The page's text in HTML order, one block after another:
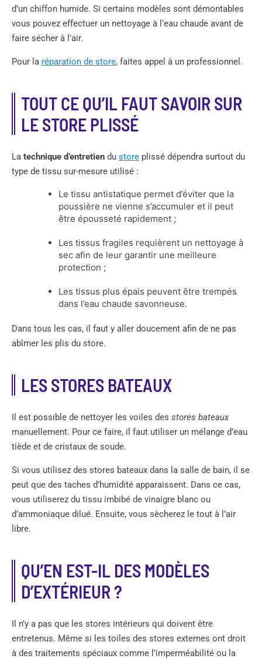
d’un chiffon humide. Si certains modèles sont démontables
vous pouvez effectuer un nettoyage à l’eau chaude avant de
faire sécher à l’air.
Pour la réparation de store, faites appel à un professionnel.
TOUT CE QU’IL FAUT SAVOIR SUR
LE STORE PLISSÉ
La technique d’entretien du store plissé dépendra surtout du
type de tissu sur-mesure utilisé :
Le tissu antistatique permet d’éviter que la
poussière ne vienne s’accumuler et il peut
être épousseté rapidement ;
Les tissus fragiles requièrent un nettoyage à
sec afin de leur garantir une meilleure
protection ;
Les tissus plus épais peuvent être trempés
dans l’eau chaude savonneuse.
Dans tous les cas, il faut y aller doucement afin de ne pas
abîmer les plis du store.
LES STORES BATEAUX
Il est possible de nettoyer les voiles des stores bateaux
manuellement. Pour ce faire, il faut utiliser un mélange d’eau
tiède et de cristaux de soude.
Si vous utilisez des stores bateaux dans la salle de bain, il se
peut que des taches d’humidité apparaissent. Dans ce cas,
vous utiliserez du tissu imbibé de vinaigre blanc ou
d’ammoniaque dilué. Ensuite, vous sècherez le tout à l’air
libre.
QU’EN EST-IL DES MODÈLES
D’EXTÉRIEUR ?
Il n’y a pas que les stores intérieurs qui doivent être
entretenus. Même si les toiles des stores externes ont droit
à des traitements spéciaux comme l’imperméabilité ou la